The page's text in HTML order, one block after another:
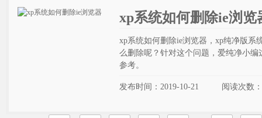
xp系统如何删除ie浏览
xp系统如何删除ie浏览器，xp纯净版系
么删除呢？针对这个问题，爱纯净小
参考。
发布时间：2019-10-21 阅读次数：